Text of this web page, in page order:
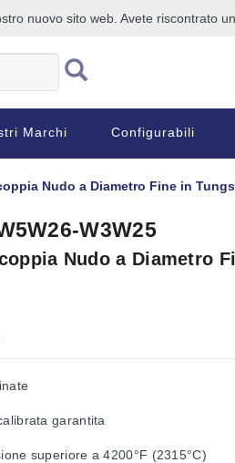
nuovo sito web. Avete riscontrato
Marchi Configurabili
Nudo a Diametro Fine in
W3W25
Nudo a Diametro
garantita
superiore a 4200°F (2315°C)